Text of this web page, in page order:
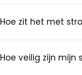
Hoe zit het met
Hoe veilig zijn mijn